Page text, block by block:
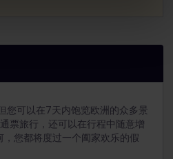
您可以在7天内饱览欧洲的众多景
票旅行，还可以在行程中随意增
您都将度过一个阖家欢乐的假